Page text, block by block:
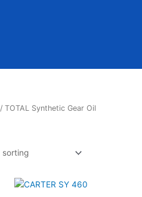
/ TOTAL Synthetic Gear Oil